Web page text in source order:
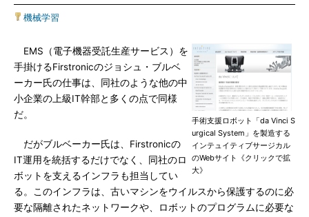
機械学習
手術支援ロボット「da Vinci S
urgical System」を製造する
インテュイティブサージカル
のWebサイト《クリックで拡
大》
EMS（電子機器受託生産サービス）を
手掛けるFirstronicのジョシュ・ブルベ
ーカー氏の仕事は、同社のような他の中
小企業の上級IT幹部と多くの点で同様
だ。
だがブルベーカー氏は、Firstronicの
IT運用を統括するだけでなく、同社のロ
ボットを支えるインフラも担当してい
る。このインフラは、古いマシンをウイルスから保護するのに必
要な隔離されたネットワークや、ロボットのプログラムに必要な